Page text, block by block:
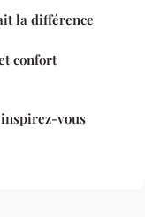
la différence
confort
inspirez-vous